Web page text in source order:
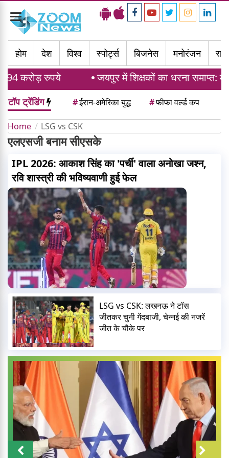
Toggle
navigation
होम
देश विश्व स्पोर्ट्स बिजनेस मनोरंजन
करोड़ रुपये जयपुर में शिक्षकों का धरना समाप्त:
टॉप ट्रेंडिंग #ईरान-अमेरिका युद्ध #फीफा वर्ल्ड कप
Home LSG vs CSK
एलएसजी बनाम सीएसके
IPL 2026: आकाश सिंह का 'पर्ची' वाला अनोखा जश्न,
रवि शास्त्री की भविष्यवाणी हुई फेल
LSG vs CSK: लखनऊ ने टॉस
जीतकर चुनी गेंदबाजी, चेन्नई की नजरें
जीत के चौके पर